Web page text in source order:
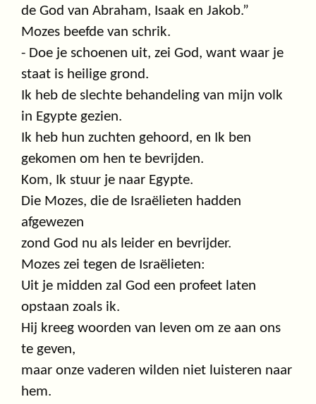
de God van Abraham, Isaak en Jakob.”
Mozes beefde van schrik.
- Doe je schoenen uit, zei God, want waar je
staat is heilige grond.
Ik heb de slechte behandeling van mijn volk
in Egypte gezien.
Ik heb hun zuchten gehoord, en Ik ben
gekomen om hen te bevrijden.
Kom, Ik stuur je naar Egypte.
Die Mozes, die de Israëlieten hadden
afgewezen
zond God nu als leider en bevrijder.
Mozes zei tegen de Israëlieten:
Uit je midden zal God een profeet laten
opstaan zoals ik.
Hij kreeg woorden van leven om ze aan ons
te geven,
maar onze vaderen wilden niet luisteren naar
hem.